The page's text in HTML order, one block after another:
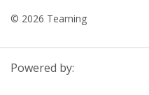
© 2026 Teaming
Powered by: